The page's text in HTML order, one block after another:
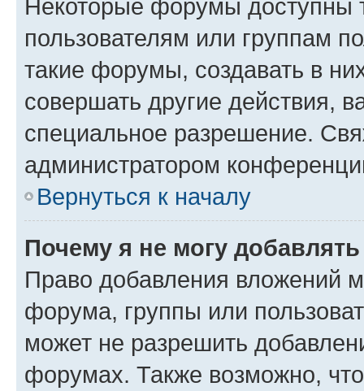
Некоторые форумы доступны
пользователям или группам
такие форумы, создавать в
совершать другие действия,
специальное разрешение.
администратором
Вернуться к началу
Почему я не могу
Право добавления вложений
форума, группы или
может не разрешить
форумах. Также возможно,